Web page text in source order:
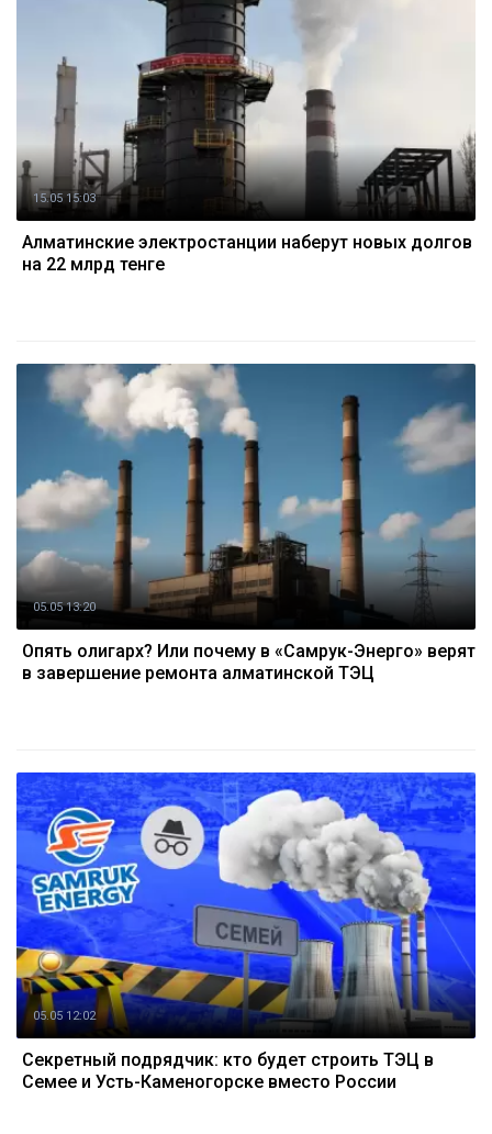
15.05 15:03
Алматинские электростанции наберут новых долгов
на 22 млрд тенге
05.05 13:20
Опять олигарх? Или почему в «Самрук-Энерго» верят
в завершение ремонта алматинской ТЭЦ
05.05 12:02
Секретный подрядчик: кто будет строить ТЭЦ в
Семее и Усть-Каменогорске вместо России